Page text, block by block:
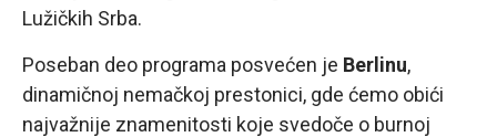
Lužičkih Srba.
Poseban deo programa posvećen je Berlinu,
dinamičnoj nemačkoj prestonici, gde ćemo obići
najvažnije znamenitosti koje svedoče o burnoj